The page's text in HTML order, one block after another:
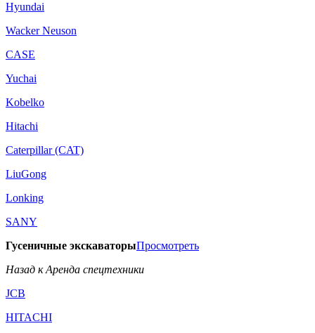
Hyundai
Wacker Neuson
CASE
Yuchai
Kobelko
Hitachi
Caterpillar (CAT)
LiuGong
Lonking
SANY
Гусеничные экскаваторыПросмотреть
Назад к Аренда спецтехники
JCB
HITACHI